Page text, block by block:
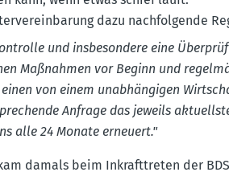
dazu nachfol­gende
und insbe­sondere eine
Maßnahmen vor Beginn und
von einem unabhän­gigen
Anfrage das jeweils
alle 24 Monate erneuert."
damals beim Inkraft­treten der